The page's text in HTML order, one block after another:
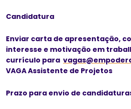
Candidatura
Enviar carta de apresentação,
interesse e motivação em
currículo para
VAGAAssistente de Projetos
Prazo para envio de